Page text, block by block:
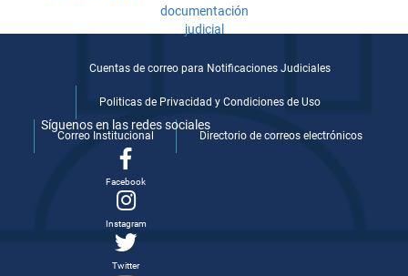
Cuentas de correo para Notificaciones Judiciales
Politicas de Privacidad y Condiciones de Uso
Correo Institucional Directorio de correos electrónicos
Síguenos en las redes sociales
Facebook
Instagram
Twitter